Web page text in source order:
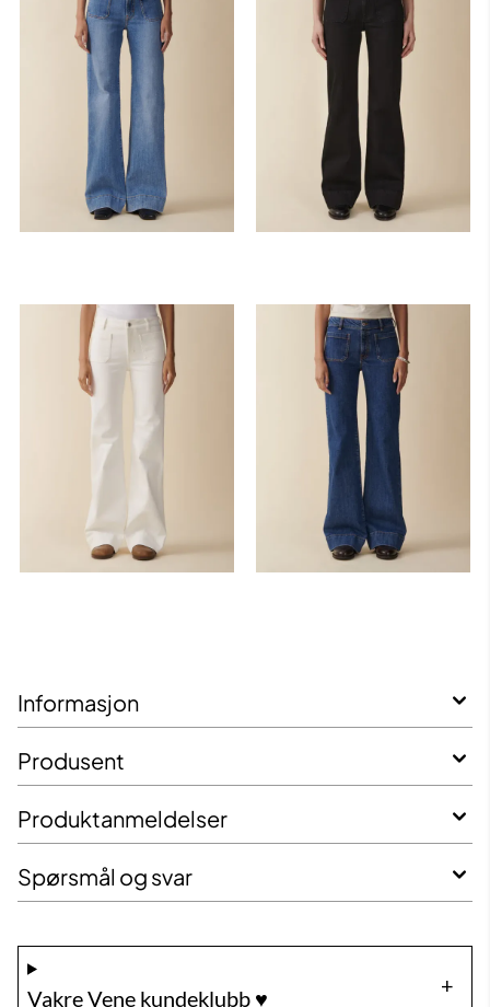
Informasjon
Produsent
Produktanmeldelser
Spørsmål og svar
Vakre Vene kundeklubb ♥️